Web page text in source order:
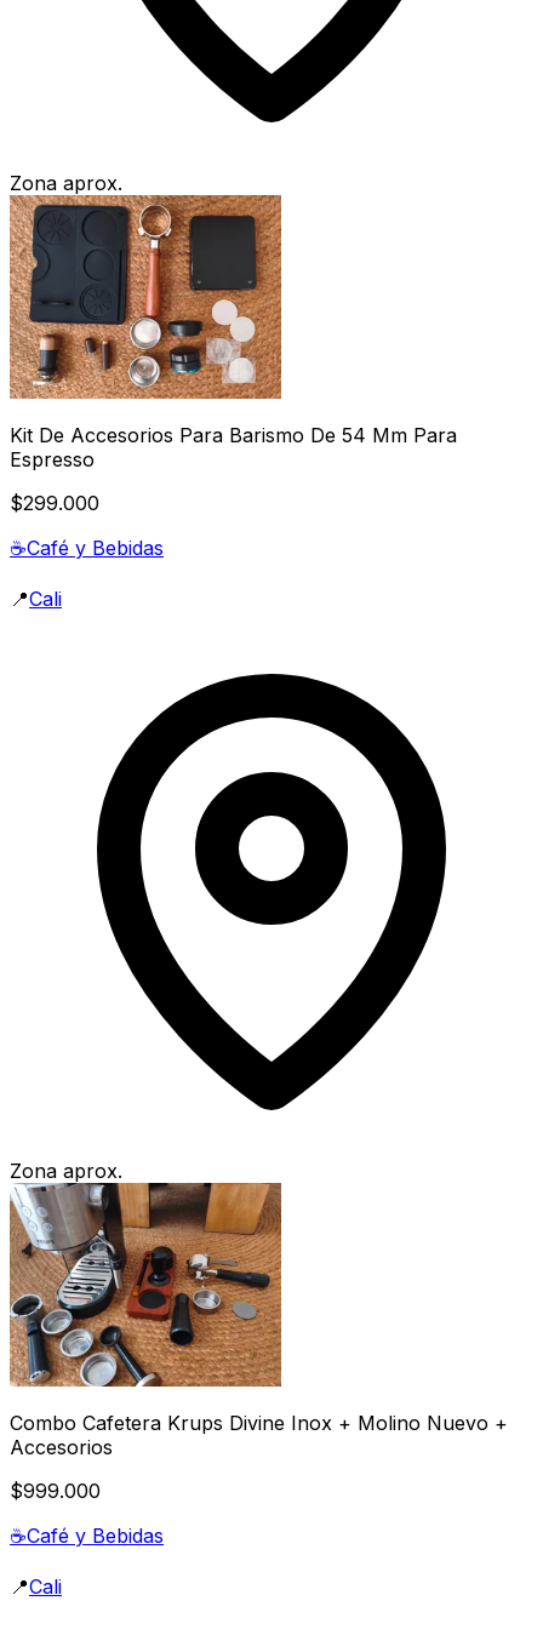
Zona aprox.
Kit De Accesorios Para Barismo De 54 Mm Para
Espresso
$299.000
☕Café y Bebidas
📍Cali
Zona aprox.
Combo Cafetera Krups Divine Inox + Molino Nuevo +
Accesorios
$999.000
☕Café y Bebidas
📍Cali